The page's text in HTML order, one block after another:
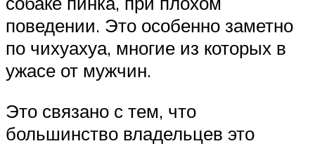
поведении. Это особенно заметно
по чихуахуа, многие из которых в
ужасе от мужчин.
Это связано с тем, что
большинство владельцев это